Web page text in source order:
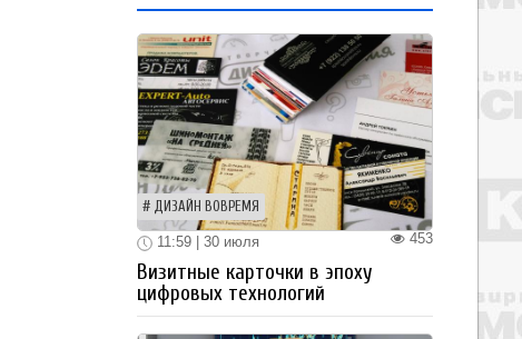
ДИЗАЙН ВОВРЕМЯ
453
11:59 | 30 июля
Визитные карточки в эпоху
цифровых технологий